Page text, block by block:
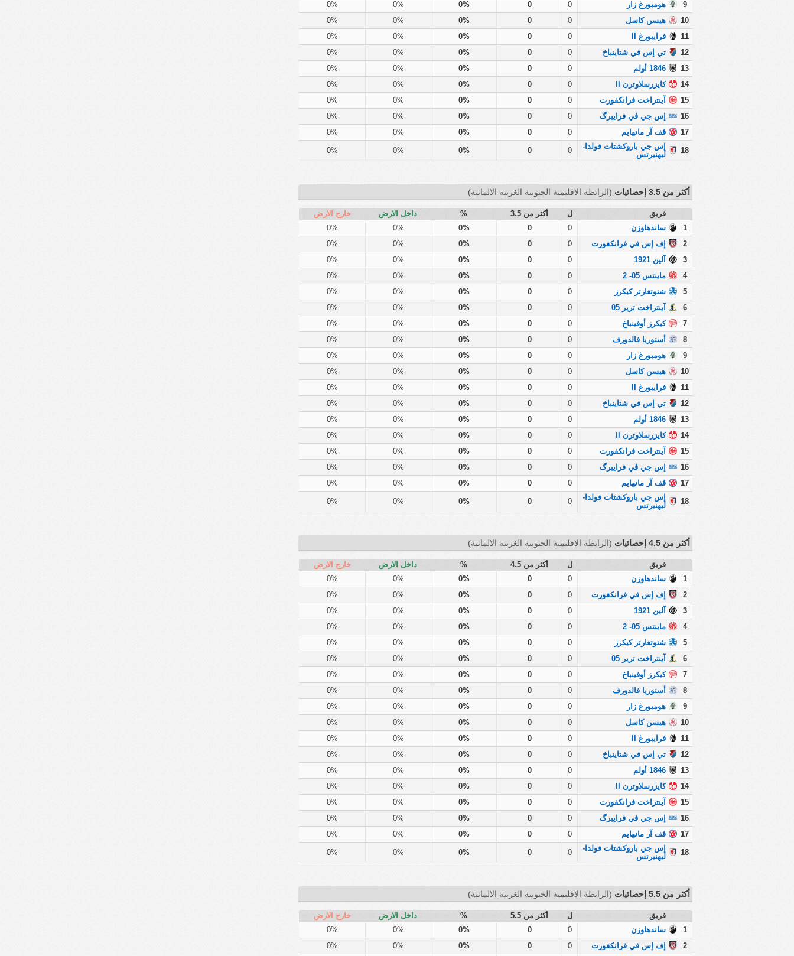
9
هومبورغ زار 0
0
0%
0%
0%
10
هيسن كاسل 0
0
0%
0%
0%
11
فرايبورغ II 0
0
0%
0%
0%
12
تي إس في شتاينباخ 0
0
0%
0%
0%
13
1846 أولم 0
0
0%
0%
0%
14
كايزرسلاوترن II 0
0
0%
0%
0%
15
آينتراخت فرانكفورت 0
0
0%
0%
0%
16
إس جي ڤي فرايبرگ 0
0
0%
0%
0%
17
ڤف آر مانهايم 0
0
0%
0%
0%
18
إس جي باروكشتات فولدا-
ليهنيرتس
0
0
0%
0%
0%
أكثر من 3.5 إحصائيات (الرابطة الاقليمية الجنوبية الغربية الالمانية)
فريق ل أكثر من 3.5 % داخل الارض
خارج الارض
1
ساندهاوزن 0
0
0%
0%
0%
2
إف إس في فرانكفورت 0
0
0%
0%
0%
3
آلين 1921 0
0
0%
0%
0%
4
ماينتس 05- 2 0
0
0%
0%
0%
5
شتوتغارتر كيكرز 0
0
0%
0%
0%
6
آينتراخت ترير 05 0
0
0%
0%
0%
7
كيكرز أوفينباخ 0
0
0%
0%
0%
8
أستوريا فالدورف 0
0
0%
0%
0%
9
هومبورغ زار 0
0
0%
0%
0%
10
هيسن كاسل 0
0
0%
0%
0%
11
فرايبورغ II 0
0
0%
0%
0%
12
تي إس في شتاينباخ 0
0
0%
0%
0%
13
1846 أولم 0
0
0%
0%
0%
14
كايزرسلاوترن II 0
0
0%
0%
0%
15
آينتراخت فرانكفورت 0
0
0%
0%
0%
16
إس جي ڤي فرايبرگ 0
0
0%
0%
0%
17
ڤف آر مانهايم 0
0
0%
0%
0%
18
إس جي باروكشتات فولدا-
ليهنيرتس
0
0
0%
0%
0%
أكثر من 4.5 إحصائيات (الرابطة الاقليمية الجنوبية الغربية الالمانية)
فريق ل أكثر من 4.5 % داخل الارض
خارج الارض
1
ساندهاوزن 0
0
0%
0%
0%
2
إف إس في فرانكفورت 0
0
0%
0%
0%
3
آلين 1921 0
0
0%
0%
0%
4
ماينتس 05- 2 0
0
0%
0%
0%
5
شتوتغارتر كيكرز 0
0
0%
0%
0%
6
آينتراخت ترير 05 0
0
0%
0%
0%
7
كيكرز أوفينباخ 0
0
0%
0%
0%
8
أستوريا فالدورف 0
0
0%
0%
0%
9
هومبورغ زار 0
0
0%
0%
0%
10
هيسن كاسل 0
0
0%
0%
0%
11
فرايبورغ II 0
0
0%
0%
0%
12
تي إس في شتاينباخ 0
0
0%
0%
0%
13
1846 أولم 0
0
0%
0%
0%
14
كايزرسلاوترن II 0
0
0%
0%
0%
15
آينتراخت فرانكفورت 0
0
0%
0%
0%
16
إس جي ڤي فرايبرگ 0
0
0%
0%
0%
17
ڤف آر مانهايم 0
0
0%
0%
0%
18
إس جي باروكشتات فولدا-
ليهنيرتس
0
0
0%
0%
0%
أكثر من 5.5 إحصائيات (الرابطة الاقليمية الجنوبية الغربية الالمانية)
فريق ل أكثر من 5.5 % داخل الارض
خارج الارض
1
ساندهاوزن 0
0
0%
0%
0%
2
إف إس في فرانكفورت 0
0
0%
0%
0%